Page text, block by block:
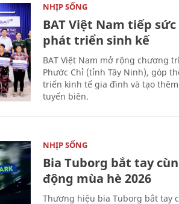
NHỊP SỐNG
BAT Việt Nam tiếp
phát triển sinh kế
BAT Việt Nam mở rộng chương
Phước Chỉ (tỉnh Tây Ninh), góp
triển kinh tế gia đình và tạo
tuyến biên.
NHỊP SỐNG
Bia Tuborg bắt tay
động mùa hè 2026
Thương hiệu bia Tuborg bắt tay